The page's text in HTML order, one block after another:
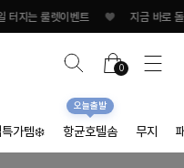
지는 룰렛이벤트 지금 바로
0
특가템❄️ 항균호텔솜
오늘출발
무지